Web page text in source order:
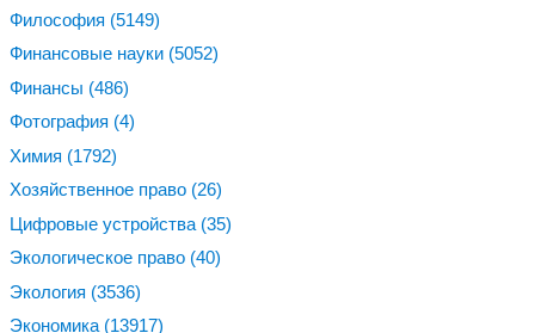
Философия (5149)
Финансовые науки (5052)
Финансы (486)
Фотография (4)
Химия (1792)
Хозяйственное право (26)
Цифровые устройства (35)
Экологическое право (40)
Экология (3536)
Экономика (13917)